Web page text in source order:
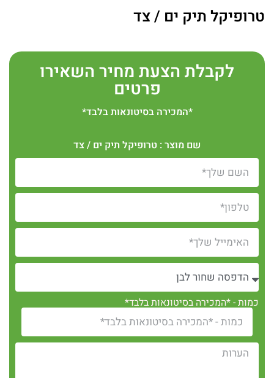
טרופיקל תיק ים / צד
לקבלת הצעת מחיר השאירו
פרטים
*המכירה בסיטונאות בלבד*
שם מוצר : טרופיקל תיק ים / צד
כמות - *המכירה בסיטונאות בלבד*